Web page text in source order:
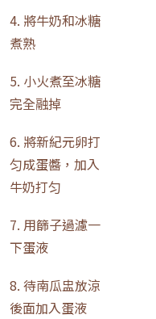
4. 將牛奶和冰糖
煮熟
5. 小火煮至冰糖
完全融掉
6. 將新紀元卵打
匀成蛋醬，加入
牛奶打匀
7. 用篩子過濾一
下蛋液
8. 待南瓜盅放涼
後面加入蛋液